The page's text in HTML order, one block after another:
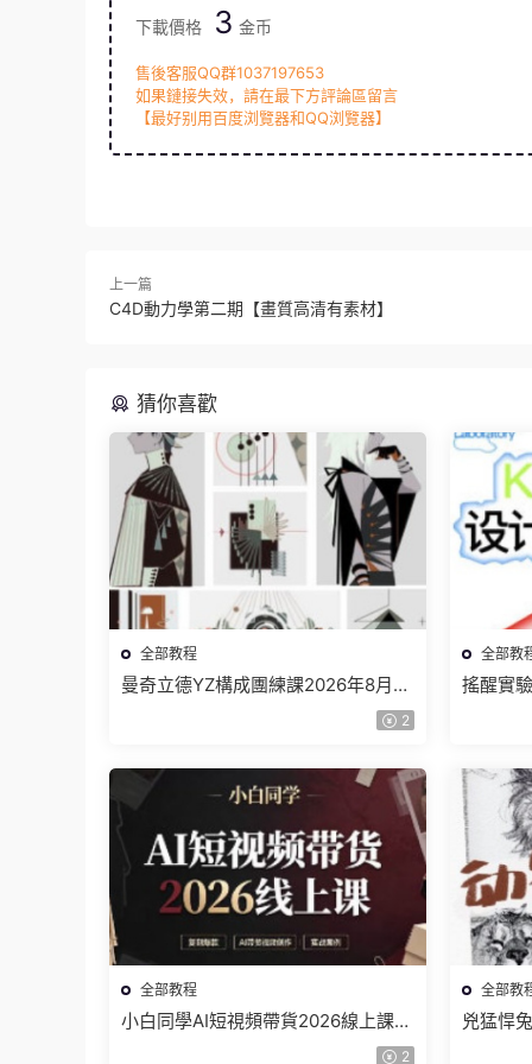
下載價格 3 金币
售後客服QQ群1037197653
如果鏈接失效，請在最下方評論區留言
【最好别用百度浏覽器和QQ浏覽器】
上一篇
C4D動力學第二期【畫質高清有素材】
猜你喜歡
全部教程
曼奇立德YZ構成團練課2026年8月已
2
全部教
搖醒實
全部教程
小白同學AI短視頻帶貨2026線上課
2
全部教
兇猛悍